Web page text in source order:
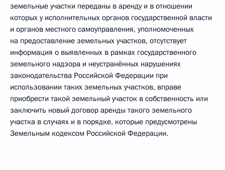
земельные участки переданы в аренду и в отношении
которых у исполнительных органов государственной власти
и органов местного самоуправления, уполномоченных
на предоставление земельных участков, отсутствует
информация о выявленных в рамках государственного
земельного надзора и неустранённых нарушениях
законодательства Российской Федерации при
использовании таких земельных участков, вправе
приобрести такой земельный участок в собственность или
заключить новый договор аренды такого земельного
участка в случаях и в порядке, которые предусмотрены
Земельным кодексом Российской Федерации.